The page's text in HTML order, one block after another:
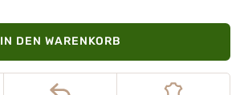
IN DEN WARENKORB